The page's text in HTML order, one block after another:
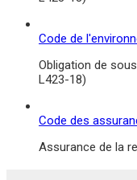
Code de
Obligation de
L423-18)
Code des
Assurance de la